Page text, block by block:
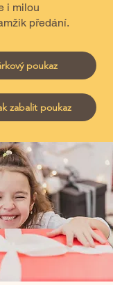
i milou
předání.
poukaz
zabalit poukaz